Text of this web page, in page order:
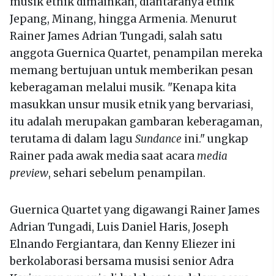
Jepang, Minang, hingga Armenia. Menurut
Rainer James Adrian Tungadi, salah satu
anggota Guernica Quartet, penampilan mereka
memang bertujuan untuk memberikan pesan
keberagaman melalui musik. "Kenapa kita
masukkan unsur musik etnik yang bervariasi,
itu adalah merupakan gambaran keberagaman,
terutama di dalam lagu Sundance ini." ungkap
Rainer pada awak media saat acara media
preview, sehari sebelum penampilan.
Guernica Quartet yang digawangi Rainer James
Adrian Tungadi, Luis Daniel Haris, Joseph
Elnando Fergiantara, dan Kenny Eliezer ini
berkolaborasi bersama musisi senior Adra